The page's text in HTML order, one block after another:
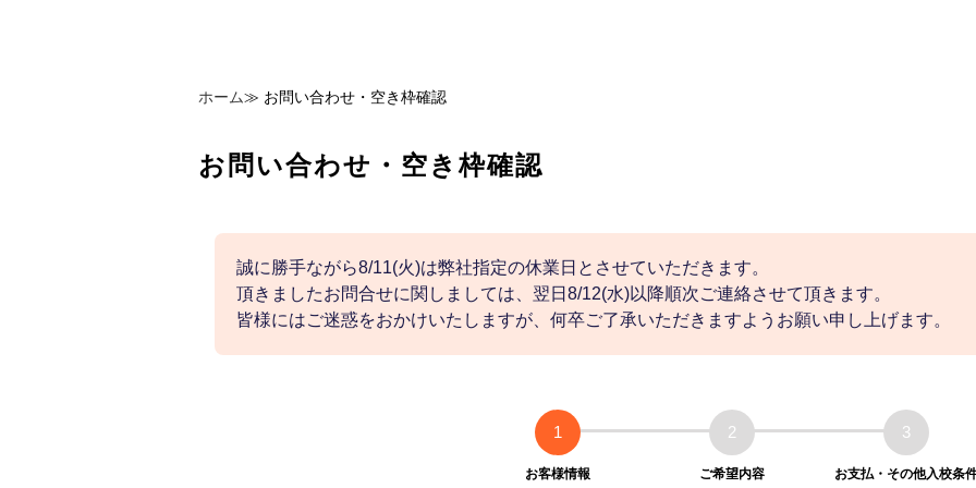
ホーム≫ お問い合わせ・空き枠確認
お問い合わせ・空き枠確認
誠に勝手ながら8/11(火)は弊社指定の休業日とさせていただきます。
頂きましたお問合せに関しましては、翌日8/12(水)以降順次ご連絡させて頂きます。
皆様にはご迷惑をおかけいたしますが、何卒ご了承いただきますようお願い申し上げます。
1
お客様情報
2
ご希望内容
3
お支払・その他入校条